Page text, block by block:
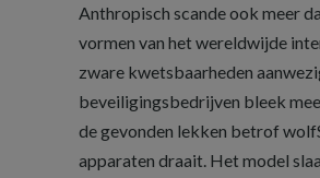
Anthropisch scande ook meer
vormen van het wereldwijde
zware kwetsbaarheden
beveiligingsbedrijven bleek
de gevonden lekken betrof
apparaten draait. Het model